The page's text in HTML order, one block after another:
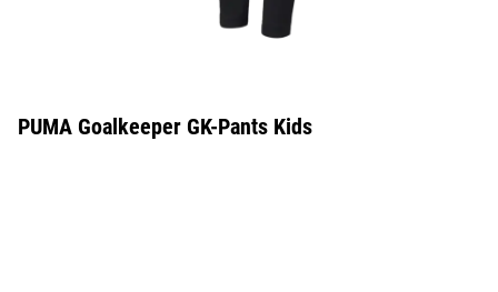
PUMA Goalkeeper GK-Pants Kids